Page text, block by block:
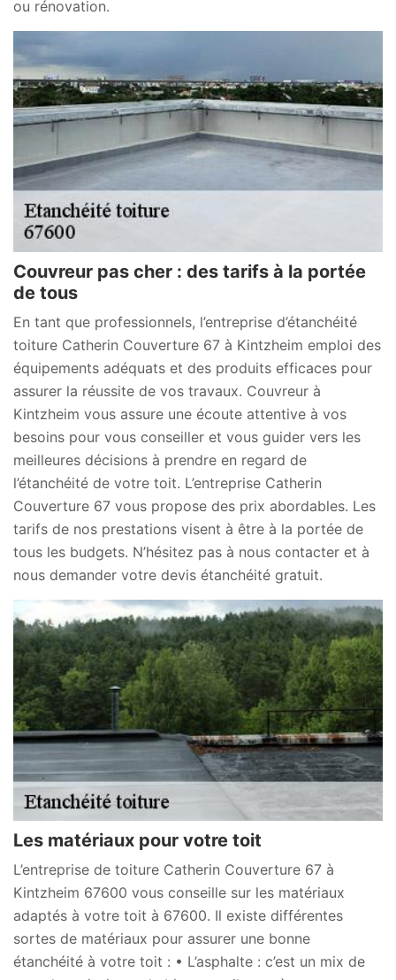
ou rénovation.
Couvreur pas cher : des tarifs à la portée
de tous
En tant que professionnels, l’entreprise d’étanchéité
toiture Catherin Couverture 67 à Kintzheim emploi des
équipements adéquats et des produits efficaces pour
assurer la réussite de vos travaux. Couvreur à
Kintzheim vous assure une écoute attentive à vos
besoins pour vous conseiller et vous guider vers les
meilleures décisions à prendre en regard de
l’étanchéité de votre toit. L’entreprise Catherin
Couverture 67 vous propose des prix abordables. Les
tarifs de nos prestations visent à être à la portée de
tous les budgets. N’hésitez pas à nous contacter et à
nous demander votre devis étanchéité gratuit.
Les matériaux pour votre toit
L’entreprise de toiture Catherin Couverture 67 à
Kintzheim 67600 vous conseille sur les matériaux
adaptés à votre toit à 67600. Il existe différentes
sortes de matériaux pour assurer une bonne
étanchéité à votre toit : • L’asphalte : c’est un mix de